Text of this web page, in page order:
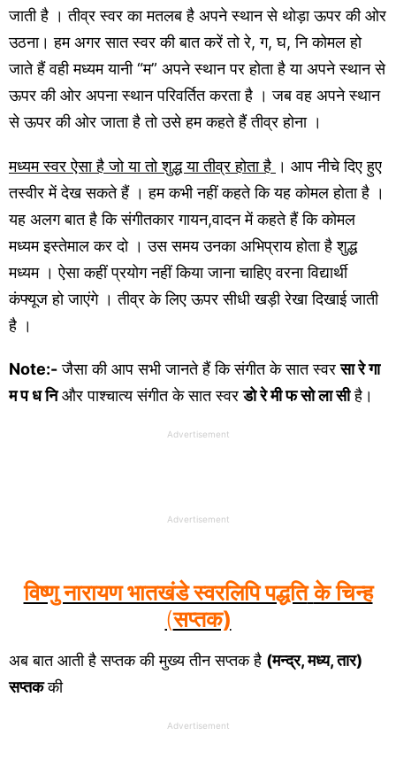
जाती है । तीव्र स्वर का मतलब है अपने स्थान से थोड़ा ऊपर की ओर
उठना। हम अगर सात स्वर की बात करें तो रे, ग, घ, नि कोमल हो
जाते हैं वही मध्यम यानी “म” अपने स्थान पर होता है या अपने स्थान से
ऊपर की ओर अपना स्थान परिवर्तित करता है । जब वह अपने स्थान
से ऊपर की ओर जाता है तो उसे हम कहते हैं तीव्र होना ।
मध्यम स्वर ऐसा है जो या तो शुद्ध या तीव्र होता है । आप नीचे दिए हुए
तस्वीर में देख सकते हैं । हम कभी नहीं कहते कि यह कोमल होता है ।
यह अलग बात है कि संगीतकार गायन,वादन में कहते हैं कि कोमल
मध्यम इस्तेमाल कर दो । उस समय उनका अभिप्राय होता है शुद्ध
मध्यम । ऐसा कहीं प्रयोग नहीं किया जाना चाहिए वरना विद्यार्थी
कंफ्यूज हो जाएंगे । तीव्र के लिए ऊपर सीधी खड़ी रेखा दिखाई जाती
है ।
Note:-जैसा की आप सभी जानते हैं कि संगीत के सात स्वरसा रे गा
म प ध निऔर पाश्चात्य संगीत के सात स्वरडो रे मी फ सो ला सीहै।
Advertisement
Advertisement
विष्णु नारायण भातखंडे स्वरलिपि पद्धति के चिन्ह
(सप्तक)
अब बात आती है सप्तक की मुख्य तीन सप्तक है (मन्द्र, मध्य, तार)
सप्तककी
Advertisement